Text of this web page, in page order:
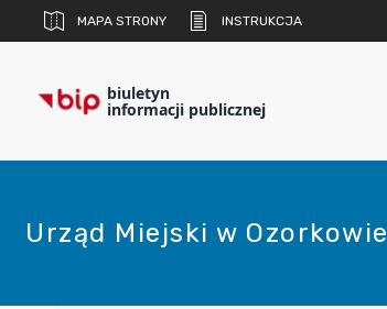
MAPA STRONY INSTRUKCJA
biuletyn
informacji publicznej
Urząd Miejski w Ozorkowie